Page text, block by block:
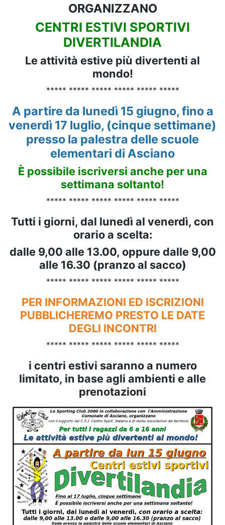
ORGANIZZANO
CENTRI ESTIVI SPORTIVI
DIVERTILANDIA
Le attività estive più divertenti al
mondo!
***** ***** ***** ***** ***** *****
A partire da lunedì 15 giugno, fino a
venerdì 17 luglio, (cinque settimane)
presso la palestra delle scuole
elementari di Asciano
È possibile iscriversi anche per una
settimana soltanto!
***** ***** ***** ***** ***** *****
Tutti i giorni, dal lunedì al venerdì, con
orario a scelta:
dalle 9,00 alle 13.00, oppure dalle 9,00
alle 16.30 (pranzo al sacco)
***** ***** ***** ***** ***** *****
PER INFORMAZIONI ED ISCRIZIONI
PUBBLICHEREMO PRESTO LE DATE
DEGLI INCONTRI
***** ***** ***** ***** ***** *****
i centri estivi saranno a numero
limitato, in base agli ambienti e alle
prenotazioni